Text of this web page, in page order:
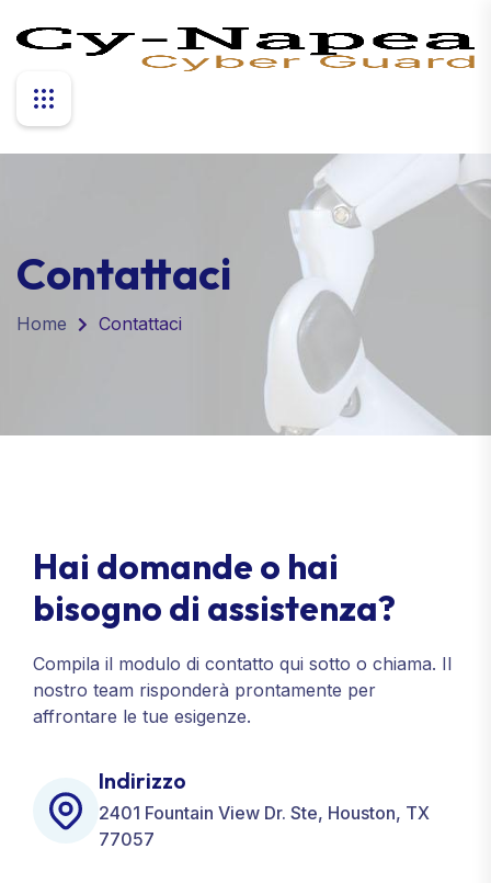
Contattaci
Home Contattaci
Hai domande o hai
bisogno di assistenza?
Compila il modulo di contatto qui sotto o chiama. Il
nostro team risponderà prontamente per
affrontare le tue esigenze.
Indirizzo
2401 Fountain View Dr. Ste, Houston, TX
77057